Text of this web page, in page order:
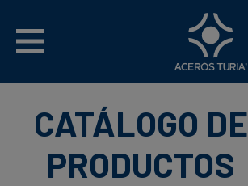
CATÁLOGO DE
PRODUCTOS